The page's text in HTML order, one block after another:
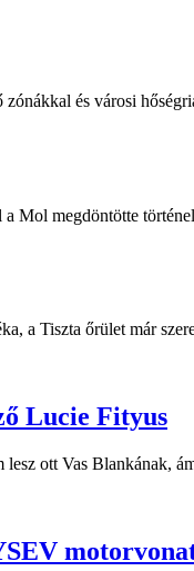
és városi
Mol megdöntötte
a Tiszta őrület már
Lucie Fityus
ott Vas Blankának,